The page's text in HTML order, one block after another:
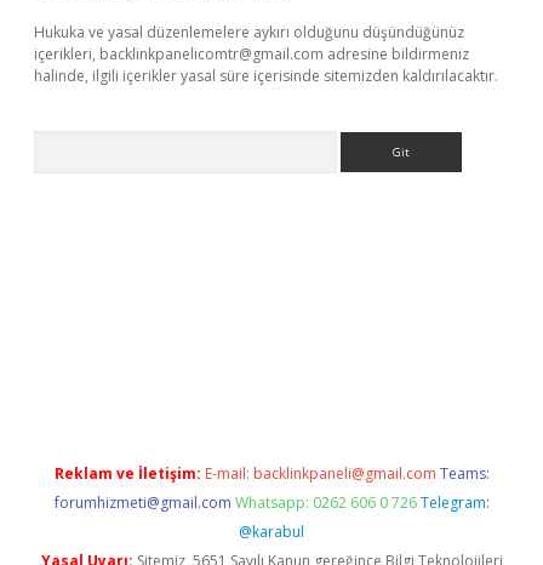
Hukuka ve yasal düzenlemelere aykırı olduğunu düşündüğünüz
içerikleri, backlinkpanelicomtr@gmail.com adresine bildirmeniz
halinde, ilgili içerikler yasal süre içerisinde sitemizden kaldırılacaktır.
Reklam ve İletişim: E-mail: backlinkpaneli@gmail.com Teams:
forumhizmeti@gmail.com Whatsapp: 0262 606 0 726 Telegram:
@karabul
Yasal Uyarı: Sitemiz, 5651 Sayılı Kanun gereğince Bilgi Teknolojileri